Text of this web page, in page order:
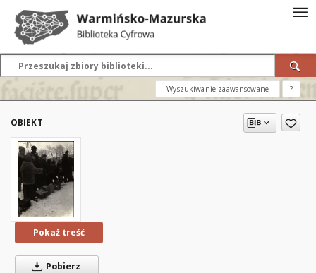
Wyszukiwanie zaawansowane ?
OBIEKT
Pokaż treść
Pobierz